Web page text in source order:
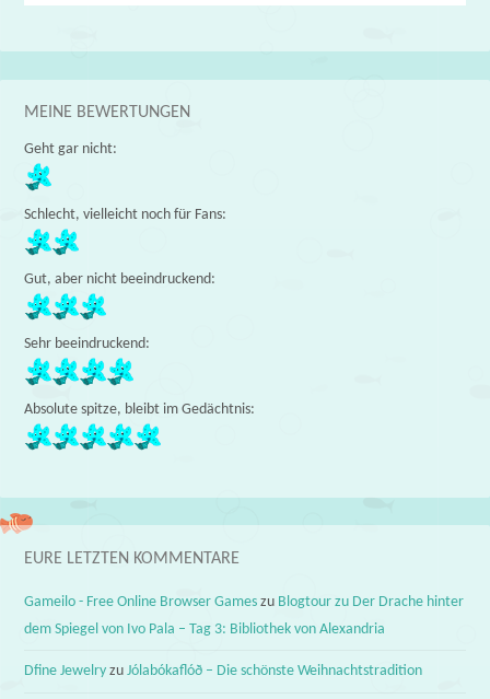
MEINE BEWERTUNGEN
Geht gar nicht:
Schlecht, vielleicht noch für Fans:
Gut, aber nicht beeindruckend:
Sehr beeindruckend:
Absolute spitze, bleibt im Gedächtnis:
EURE LETZTEN KOMMENTARE
Gameilo - Free Online Browser Games zu Blogtour zu Der Drache hinter
dem Spiegel von Ivo Pala – Tag 3: Bibliothek von Alexandria
Dfine Jewelry zuJólabókaflóð – Die schönste Weihnachtstradition